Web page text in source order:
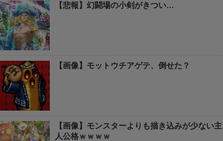
【悲報】幻闘場の小剣がきつい…
【画像】モットウチアゲテ、倒せた？
【画像】モンスターよりも描き込みが少ない主
人公格ｗｗｗｗ